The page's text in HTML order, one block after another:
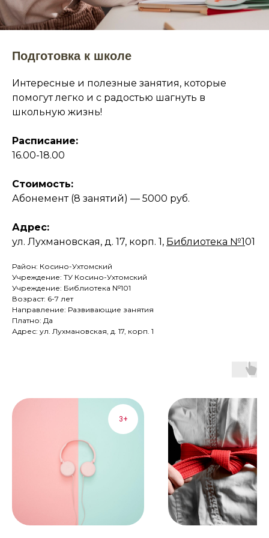
Подготовка к школе
Интересные и полезные занятия, которые
помогут легко и с радостью шагнуть в
школьную жизнь!
Расписание:
16.00-18.00
Стоимость:
Абонемент (8 занятий) — 5000 руб.
Адрес:
ул. Лухмановская, д. 17, корп. 1, Библиотека №101
Район: Косино-Ухтомский
Учреждение: ТУ Косино-Ухтомский
Учреждение: Библиотека №101
Возраст: 6-7 лет
Направление: Развивающие занятия
Платно: Да
Адрес: ул. Лухмановская, д. 17, корп. 1
3+